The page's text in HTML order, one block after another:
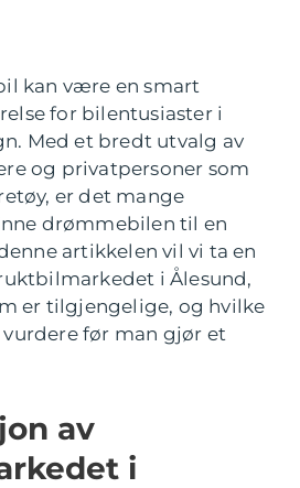
kan være en smart
for bilentusiaster i
Med et bredt utvalg av
og privatpersoner som
er det mange
drømmebilen til en
artikkelen vil vi ta en
i Ålesund,
er tilgjengelige, og hvilke
før man gjør et
av
i